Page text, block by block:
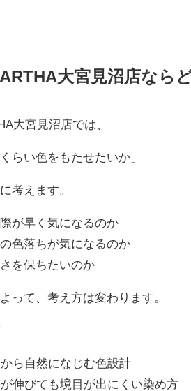
大宮見沼店なら
大宮見沼店では、
くらい色をもたせたいか」
考えます。
際が早く気になるのか
の色落ちが気になるのか
さを保ちたいのか
って、考え方は変わります。
ら自然になじむ色設計
伸びても境目が出にくい染め方